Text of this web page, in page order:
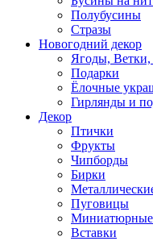
Полубусины
Стразы
Новогодний декор
Ягоды,
Подарки
Ёлочные
Гирлянды и
Декор
Птички
Фрукты
Чипборды
Бирки
Пуговицы
Вставки